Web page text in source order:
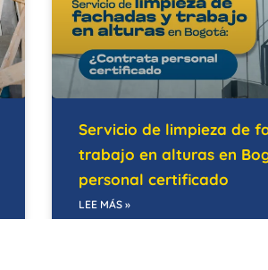
Servicio de limpieza de
trabajo en alturas en
personal certificado
LEE MÁS »